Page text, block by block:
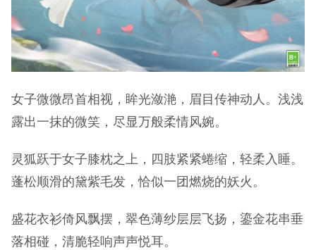
女子微微昂首相视，眸光潋滟，眉目传神动人。浅浅
露出一抹的微笑，尽显万般柔情风婉。
灵狐跃于女子膝枕之上，四肢紧紧蜷缩，轻柔入睡。
蓬松顺滑的黛紫毛发，恰似一团燃烧的妖火。
盛花衣衫倚风飘摆，翠色薄纱层层飞扬，鎏金花串垂
落相碰，清脆轻响声声悦耳。